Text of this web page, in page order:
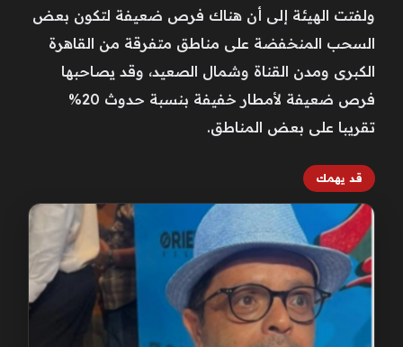
ولفتت الهيئة إلى أن هناك فرص ضعيفة لتكون بعض
السحب المنخفضة على مناطق متفرقة من القاهرة
الكبرى ومدن القناة وشمال الصعيد، وقد يصاحبها
فرص ضعيفة لأمطار خفيفة بنسبة حدوث 20%
تقريبا على بعض المناطق.
قد يهمك